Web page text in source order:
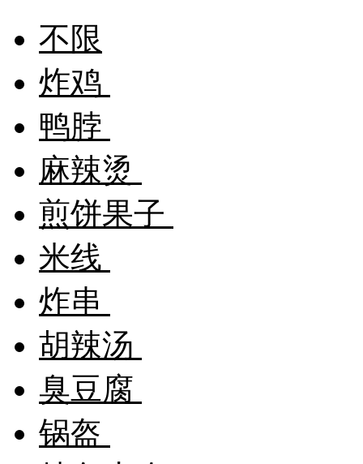
不限
炸鸡
鸭脖
麻辣烫
煎饼果子
米线
炸串
胡辣汤
臭豆腐
锅盔